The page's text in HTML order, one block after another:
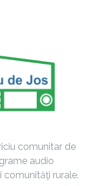
comunitar de
audio
comunităţi rurale.